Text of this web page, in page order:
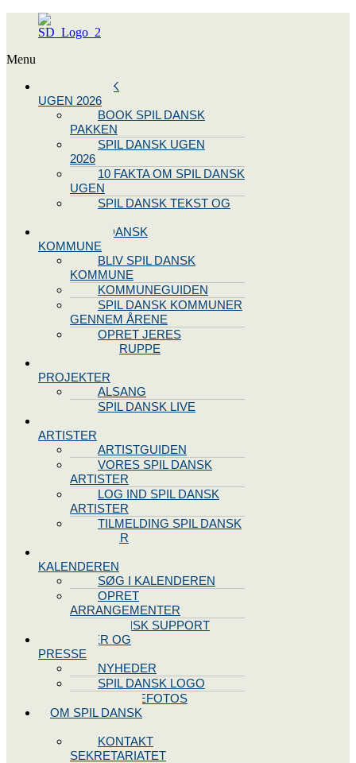
Menu
SPIL DANSK
UGEN 2026
BOOK SPIL DANSK
PAKKEN
SPIL DANSK UGEN
2026
10 FAKTA OM SPIL DANSK
UGEN
SPIL DANSK TEKST OG
BLIV SPIL DANSK
KOMMUNE
BLIV SPIL DANSK
KOMMUNE
KOMMUNEGUIDEN
SPIL DANSK KOMMUNER
GENNEM ÅRENE
OPRET JERES
STYREGRUPPE
PROJEKTER
ALSANG
SPIL DANSK LIVE
ARTISTER
ARTISTGUIDEN
VORES SPIL DANSK
ARTISTER
LOG IND SPIL DANSK
ARTISTER
TILMELDING SPIL DANSK
ARTISTER
KALENDEREN
SØG I KALENDEREN
OPRET
ARRANGEMENTER
TEKNISK SUPPORT
NYHEDER OG
PRESSE
NYHEDER
SPIL DANSK LOGO
PRESSEFOTOS
OM SPIL DANSK
KONTAKT
SEKRETARIATET